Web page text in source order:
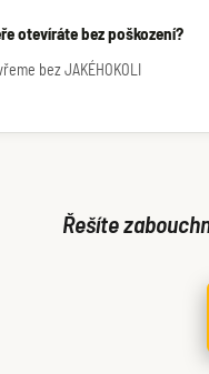
otevíráte bez poškození?
bez JAKÉHOKOLI
Řešíte